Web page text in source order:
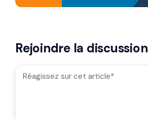
Rejoindre la discussion